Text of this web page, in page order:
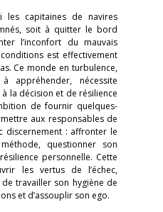
capitaines de navires
soit à quitter le bord
l’inconfort du mauvais
est effectivement
Ce monde en turbulence,
appréhender, nécessite
à la décision et de résilience
de fournir quelques-
aux responsables de
discernement : affronter le
questionner son
personnelle. Cette
les vertus de l’échec,
travailler son hygiène de
et d’assouplir son ego.